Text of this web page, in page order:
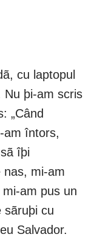
cu laptopul
Nu þi-am scris
„Când
am întors,
îþi
nas, mi-am
am pus un
sãruþi cu
Salvador.